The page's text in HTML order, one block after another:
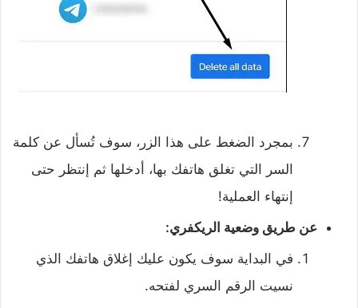
بمجرد الضغط على هذا الزر، سوف تُسأل عن كلمة
السر التي تغلق هاتفك بها، أدخلها ثم إنتظر حتى
إنتهاء العملية!
عن طريق وضعية الريكفري:
في البداية سوف يكون عليك إغلاق هاتفك الذي
نسيت الرقم السري لفتحه.